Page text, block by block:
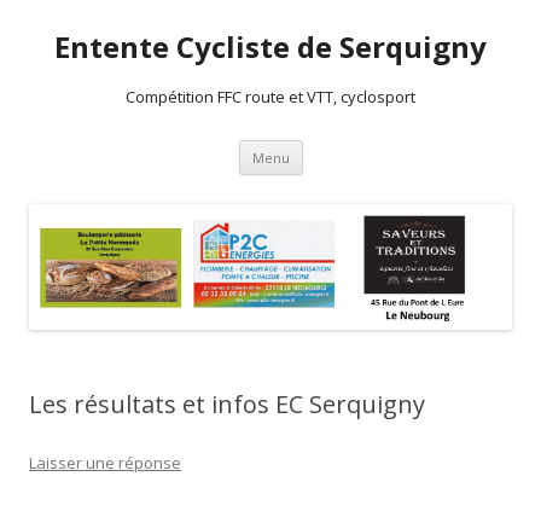
Entente Cycliste de Serquigny
Compétition FFC route et VTT, cyclosport
Menu Aller au contenu principal
Les résultats et infos EC Serquigny
Laisser une réponse